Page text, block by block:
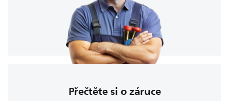
Přečtěte si o záruce